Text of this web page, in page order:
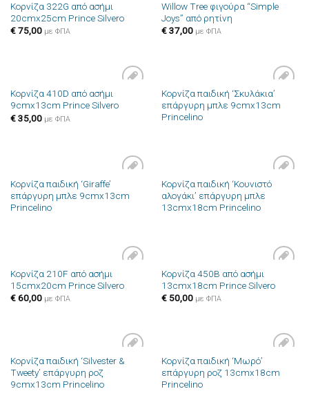
Πρόσθήκη
στην λίστα
Κορνίζα 322G από ασήμι
20cmx25cm Prince Silvero
€75,00 με ΦΠΑ
Πρόσθήκη
Willow Tree φιγούρα “Simple
Joys” από ρητίνη
€37,00 με ΦΠΑ
Πρόσθήκη
στην λίστα
Κορνίζα 410D από ασήμι
9cmx13cm Prince Silvero
€35,00 με ΦΠΑ
Πρόσθήκη
στην λίστα
Κορνίζα παιδική ‘Σκυλάκια’
επάργυρη μπλε 9cmx13cm
Princelino
Πρόσθήκη
στην λίστα
Κορνίζα παιδική ‘Giraffe’
επάργυρη μπλε 9cmx13cm
Princelino
Πρόσθήκη
στην λίστα
επιθυμιών
Κορνίζα παιδική ‘Κουνιστό
αλογάκι’ επάργυρη μπλε
13cmx18cm Princelino
Πρόσθήκη
στην λίστα
Κορνίζα 210F από ασήμι
15cmx20cm Prince Silvero
€60,00 με ΦΠΑ
Πρόσθήκη
στην λίστα
Κορνίζα 450B από ασήμι
13cmx18cm Prince Silvero
€50,00 με ΦΠΑ
Πρόσθήκη
στην λίστα
επιθυμιών
Κορνίζα παιδική ‘Silvester &
Tweety’ επάργυρη ροζ
9cmx13cm Princelino
Πρόσθήκη
στην λίστα
Κορνίζα παιδική ‘Μωρό’
επάργυρη ροζ 13cmx18cm
Princelino